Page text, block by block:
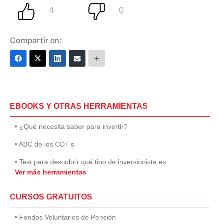
Compartir en:
EBOOKS Y OTRAS HERRAMIENTAS
• ¿Qué necesita saber para invertir?
• ABC de los CDT’s
• Test para descubrir qué tipo de inversionista es
Ver más herramientas
CURSOS GRATUITOS
• Fondos Voluntarios de Pensión